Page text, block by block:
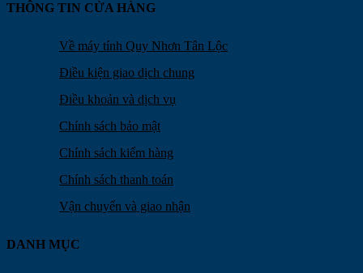
THÔNG TIN CỬA HÀNG
Về máy tính Quy Nhơn Tân Lộc
Điều kiện giao dịch chung
Điều khoản và dịch vụ
Chính sách bảo mật
Chính sách kiểm hàng
Chính sách thanh toán
Vận chuyển và giao nhận
DANH MỤC